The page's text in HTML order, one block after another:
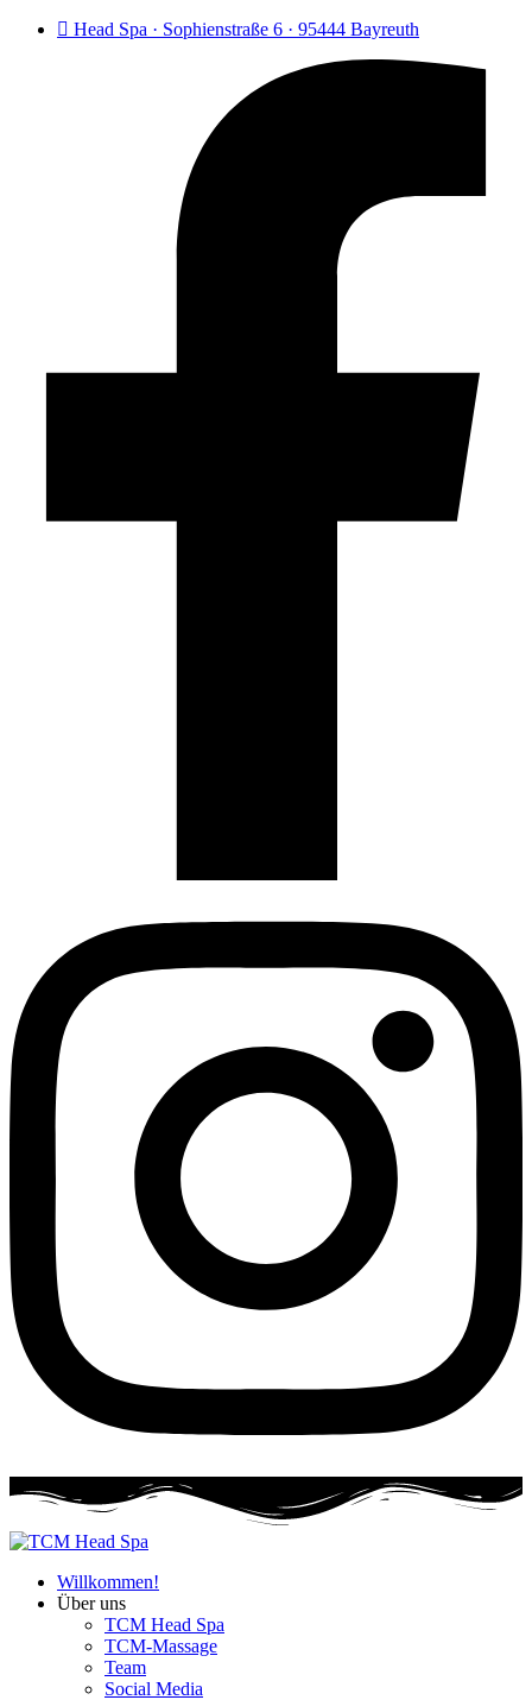
Head Spa · Sophienstraße 6 · 95444 Bayreuth
Willkommen!
Über uns
TCM Head Spa
TCM-Massage
Team
Social Media